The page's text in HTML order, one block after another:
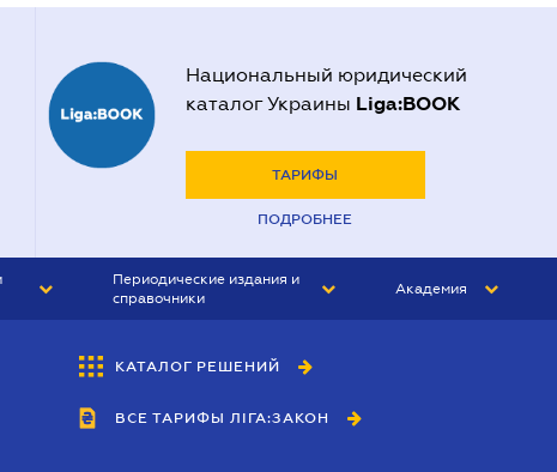
Национальный юридический
каталог Украины Liga:BOOK
ТАРИФЫ
ПОДРОБНЕЕ
Периодические издания и
справочники
БУХГАЛТЕР&ЗАКОН
ВЕСТНИК МСФО
Академия
КАТАЛОГ РЕШЕНИЙ
ВСЕ ТАРИФЫ ЛІГА:ЗАКОН